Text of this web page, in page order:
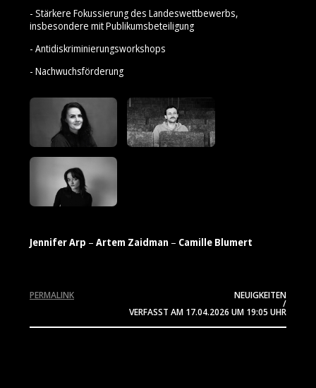
- Stärkere Fokussierung des Landeswettbewerbs,
insbesondere mit Publikumsbeteiligung
- Antidiskriminierungsworkshops
- Nachwuchsförderung
Jennifer Arp – Artem Zaidman – Camille Blumert
NEUIGKEITEN
/
VERFASST AM 17.04.2026 UM 19:05 UHR
PERMALINK